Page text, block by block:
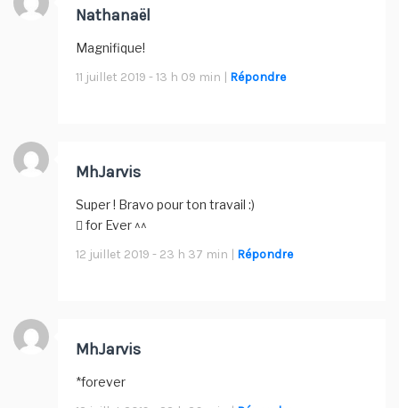
Nathanaël
Magnifique!
11 juillet 2019 - 13 h 09 min | Répondre
MhJarvis
Super ! Bravo pour ton travail :)
 for Ever ^^
12 juillet 2019 - 23 h 37 min | Répondre
MhJarvis
*forever